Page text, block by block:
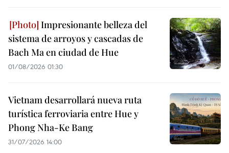
Impresionante belleza del
sistema de arroyos y cascadas de
Bach Ma en ciudad de Hue
01/08/2026 01:30
Vietnam desarrollará nueva ruta
turística ferroviaria entre Hue y
Phong Nha-Ke Bang
31/07/2026 14:00